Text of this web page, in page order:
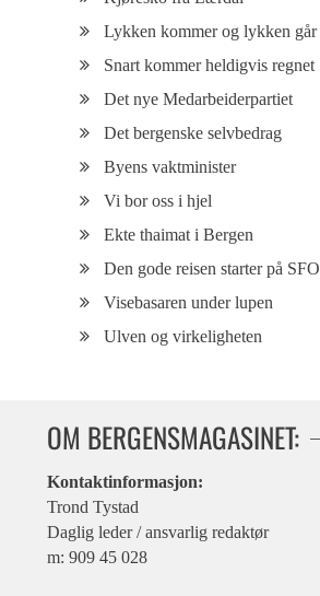
Lykken kommer og lykken går
Snart kommer heldigvis regnet
Det nye Medarbeiderpartiet
Det bergenske selvbedrag
Byens vaktminister
Vi bor oss i hjel
Ekte thaimat i Bergen
Den gode reisen starter på SFO
Visebasaren under lupen
Ulven og virkeligheten
OM BERGENSMAGASINET:
Kontaktinformasjon:
Trond Tystad
Daglig leder / ansvarlig redaktør
m: 909 45 028